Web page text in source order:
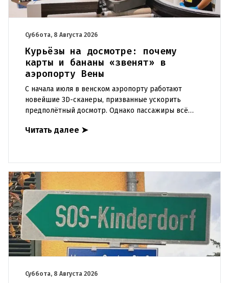
Суббота, 8 Августа 2026
Курьёзы на досмотре: почему
карты и бананы «звенят» в
аэропорту Вены
С начала июля в венском аэропорту работают
новейшие 3D-сканеры, призванные ускорить
предполётный досмотр. Однако пассажиры всё
отправляют на дополнительную пров
Читать далее ➤
Суббота, 8 Августа 2026